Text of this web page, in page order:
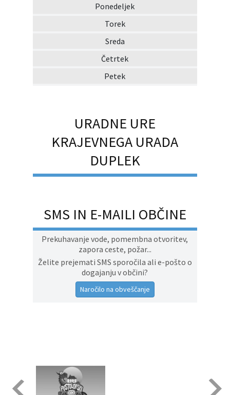
Ponedeljek
Torek
Sreda
Četrtek
Petek
URADNE URE
KRAJEVNEGA URADA
DUPLEK
SMS IN E-MAILI OBČINE
Prekuhavanje vode, pomembna otvoritev,
zapora ceste, požar...
Želite prejemati SMS sporočila ali e-pošto o
dogajanju v občini?
Naročilo na obveščanje